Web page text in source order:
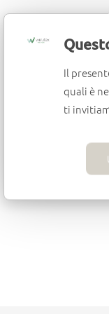
Il
quali è
ti